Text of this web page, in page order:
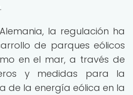
la regulación ha
de parques eólicos
en el mar, a través de
y medidas para la
de la energía eólica en la